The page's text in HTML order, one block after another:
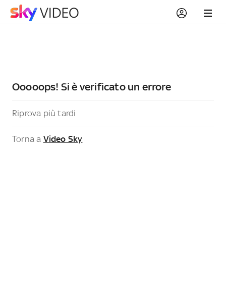
Ooooops! Si è verificato un errore
Riprova più tardi
Torna a Video Sky